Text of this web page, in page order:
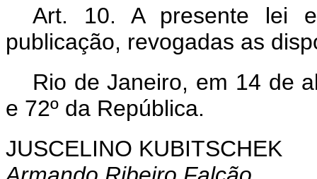
Art. 10. A presente lei
publicação, revogadas as
Rio de Janeiro, em 14 de
e 72º da República.
JUSCELINO KUBITSCHEK